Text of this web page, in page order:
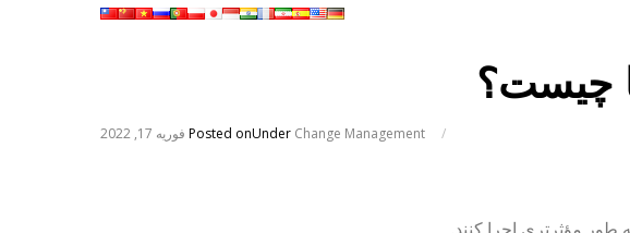
چیست؟
Posted on فوریه 17, 2022 /
Under Change Management